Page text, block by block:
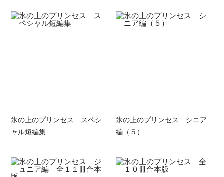
氷の上のプリンセス スペシ
ャル短編集
氷の上のプリンセス シニア
編（５）